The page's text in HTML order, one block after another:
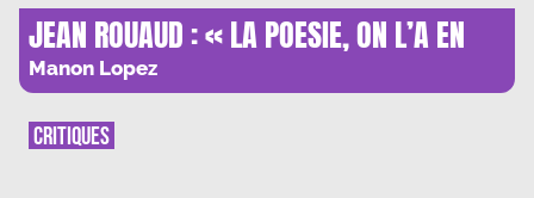
JEAN ROUAUD : « LA POESIE, ON L’A EN
SOI OU PAS »
Manon Lopez
CRITIQUES